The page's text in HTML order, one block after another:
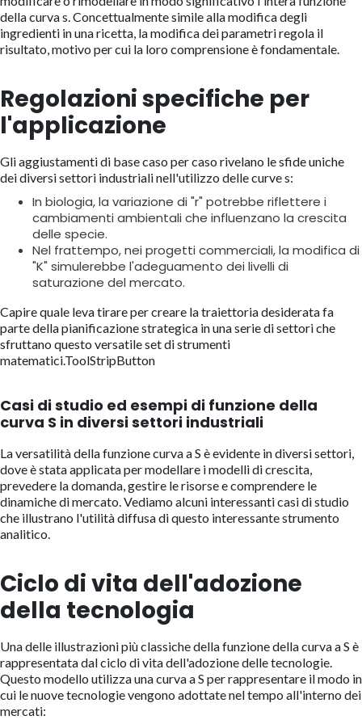
della curva s. Concettualmente simile alla modifica degli
ingredienti in una ricetta, la modifica dei parametri regola il
risultato, motivo per cui la loro comprensione è fondamentale.
Regolazioni specifiche per
l'applicazione
Gli aggiustamenti di base caso per caso rivelano le sfide uniche
dei diversi settori industriali nell'utilizzo delle curve s:
In biologia, la variazione di "r" potrebbe riflettere i
cambiamenti ambientali che influenzano la crescita
delle specie.
Nel frattempo, nei progetti commerciali, la modifica di
"K" simulerebbe l'adeguamento dei livelli di
saturazione del mercato.
Capire quale leva tirare per creare la traiettoria desiderata fa
parte della pianificazione strategica in una serie di settori che
sfruttano questo versatile set di strumenti
matematici.ToolStripButton
Casi di studio ed esempi di funzione della
curva S in diversi settori industriali
La versatilità della funzione curva a S è evidente in diversi settori,
dove è stata applicata per modellare i modelli di crescita,
prevedere la domanda, gestire le risorse e comprendere le
dinamiche di mercato. Vediamo alcuni interessanti casi di studio
che illustrano l'utilità diffusa di questo interessante strumento
analitico.
Ciclo di vita dell'adozione
della tecnologia
Una delle illustrazioni più classiche della funzione della curva a S è
rappresentata dal ciclo di vita dell'adozione delle tecnologie.
Questo modello utilizza una curva a S per rappresentare il modo in
cui le nuove tecnologie vengono adottate nel tempo all'interno dei
mercati: